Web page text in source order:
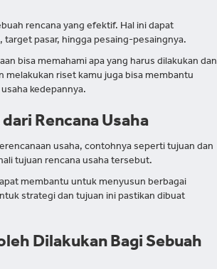
rencana yang efektif. Hal ini dapat
pasar, hingga pesaing-pesaingnya.
bisa memahami apa yang harus dilakukan dan
melakukan riset kamu juga bisa membantu
kedepannya.
Rencana Usaha
usaha, contohnya seperti tujuan dan
tujuan rencana usaha tersebut.
membantu untuk menyusun berbagai
strategi dan tujuan ini pastikan dibuat
Dilakukan Bagi Sebuah